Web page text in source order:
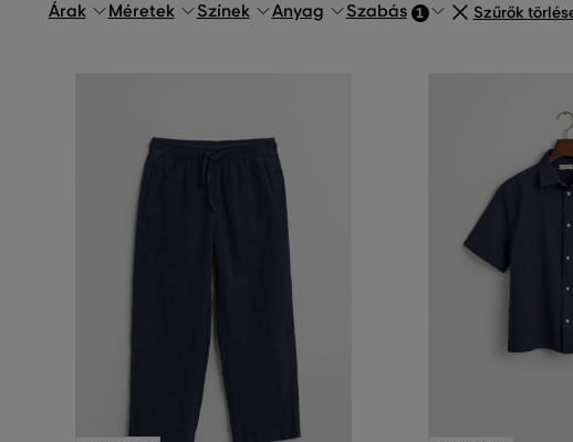
Árak Méretek Színek Anyag Szabás 1 Szűrők